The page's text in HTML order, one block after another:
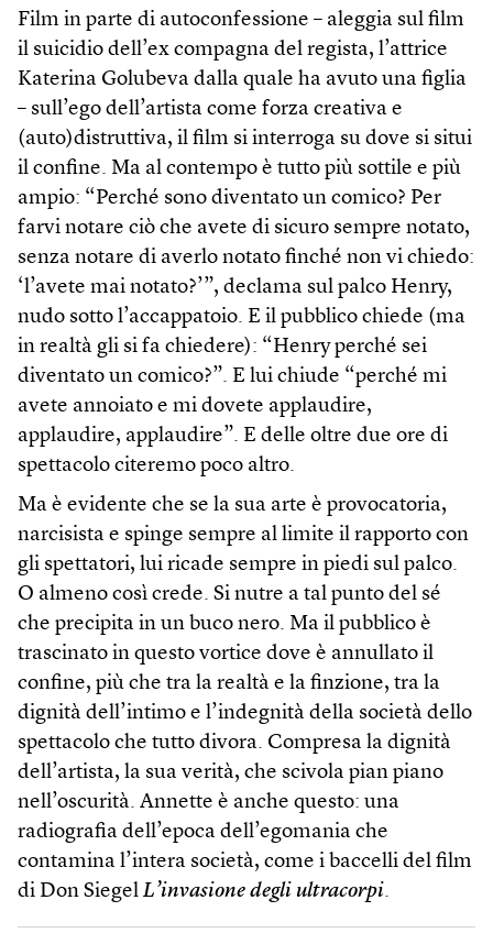
Film in parte di autoconfessione – aleggia sul film
il suicidio dell’ex compagna del regista, l’attrice
Katerina Golubeva dalla quale ha avuto una figlia
– sull’ego dell’artista come forza creativa e
(auto)distruttiva, il film si interroga su dove si situi
il confine. Ma al contempo è tutto più sottile e più
ampio: “Perché sono diventato un comico? Per
farvi notare ciò che avete di sicuro sempre notato,
senza notare di averlo notato finché non vi chiedo:
‘l’avete mai notato?’”, declama sul palco Henry,
nudo sotto l’accappatoio. E il pubblico chiede (ma
in realtà gli si fa chiedere): “Henry perché sei
diventato un comico?”. E lui chiude “perché mi
avete annoiato e mi dovete applaudire,
applaudire, applaudire”. E delle oltre due ore di
spettacolo citeremo poco altro.
Ma è evidente che se la sua arte è provocatoria,
narcisista e spinge sempre al limite il rapporto con
gli spettatori, lui ricade sempre in piedi sul palco.
O almeno così crede. Si nutre a tal punto del sé
che precipita in un buco nero. Ma il pubblico è
trascinato in questo vortice dove è annullato il
confine, più che tra la realtà e la finzione, tra la
dignità dell’intimo e l’indegnità della società dello
spettacolo che tutto divora. Compresa la dignità
dell’artista, la sua verità, che scivola pian piano
nell’oscurità. Annette è anche questo: una
radiografia dell’epoca dell’egomania che
contamina l’intera società, come i baccelli del film
di Don Siegel L’invasione degli ultracorpi.